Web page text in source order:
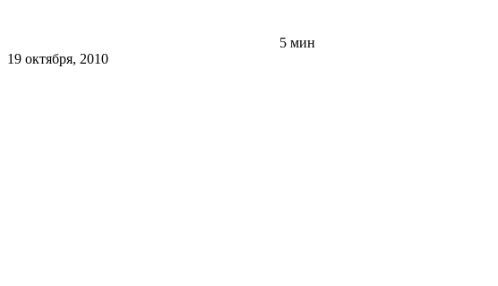
5 мин
19 октября, 2010